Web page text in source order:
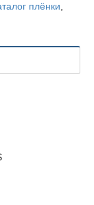
плёнки,